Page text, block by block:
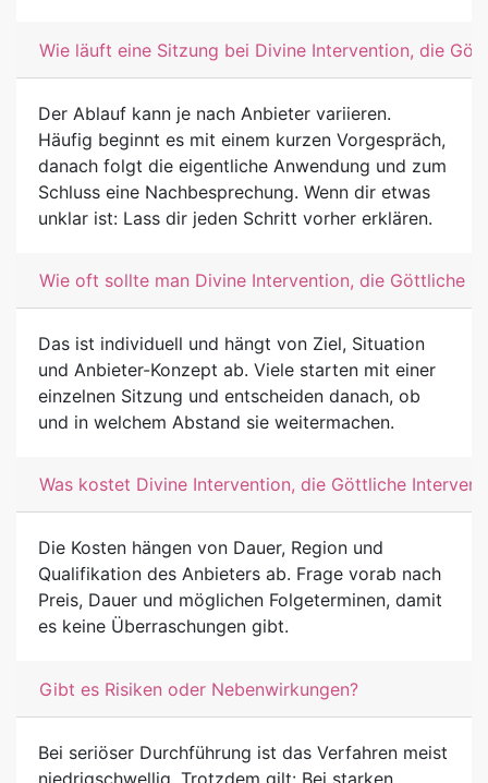
Wie läuft eine Sitzung bei Divine Intervention, die
Der Ablauf kann je nach Anbieter variieren.
Häufig beginnt es mit einem kurzen Vorgespräch,
danach folgt die eigentliche Anwendung und zum
Schluss eine Nachbesprechung. Wenn dir etwas
unklar ist: Lass dir jeden Schritt vorher erklären.
Wie oft sollte man Divine Intervention, die Göttliche
Das ist individuell und hängt von Ziel, Situation
und Anbieter-Konzept ab. Viele starten mit einer
einzelnen Sitzung und entscheiden danach, ob
und in welchem Abstand sie weitermachen.
Was kostet Divine Intervention, die Göttliche
Die Kosten hängen von Dauer, Region und
Qualifikation des Anbieters ab. Frage vorab nach
Preis, Dauer und möglichen Folgeterminen, damit
es keine Überraschungen gibt.
Gibt es Risiken oder Nebenwirkungen?
Bei seriöser Durchführung ist das Verfahren meist
niedrigschwellig. Trotzdem gilt: Bei starken,